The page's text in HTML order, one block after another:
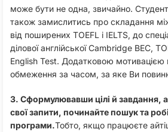
може бути не одна, звичайно.
також замислитись про складання
від поширених TOEFL і IELTS, до
ділової англійської Cambridge BEC,
English Test. Додатковою мотивацією
обмеження за часом, за яке Ви
3. Сформулювавши цілі й завдання,
свої запити, починайте пошук та
програми.Тобто, якщо працюєте